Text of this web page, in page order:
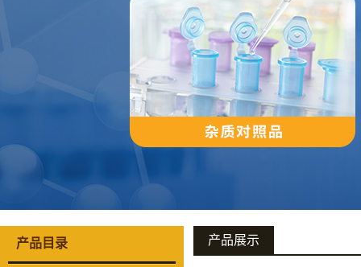
产品目录 产品展示